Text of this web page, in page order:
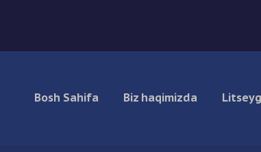
Bosh Sahifa Biz haqimizda